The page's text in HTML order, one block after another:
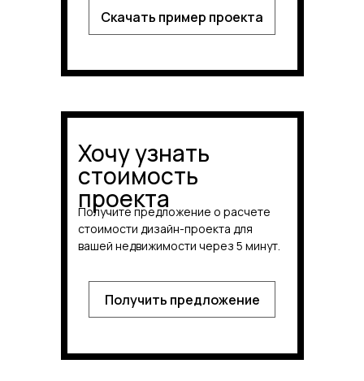
Хочу узнать
стоимость
проекта
Получить предложение
Скачать пример проекта
Получите предложение о расчете
стоимости дизайн-проекта для
вашей недвижимости через 5 минут.